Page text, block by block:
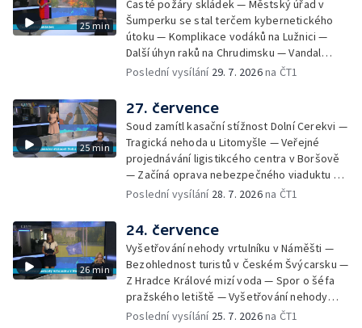
Děčíně — Biokoridor pro užovku stromovou
— Záchrana liblického vysílače — První
koncert Diany Ross v Česku — Výroba
obrněných vozidel CV90 — Biokoridor pod
vedením vysokého napětí
25 min
Časté požáry skládek — Městský úřad v
Šumperku se stal terčem kybernetického
útoku — Komplikace vodáků na Lužnici —
Další úhyn raků na Chrudimsku — Vandal
poškodil okna na Ještědu — Lvice Elza má
defibrilátorů — 194 km/h po dálnici D6 —
Problém s likvidací kadmia — Vězni na
Frýdlantsku čistí koryto potoka — Antikolizní
systém tramvají Škoda 40T — Praha má šanci
na rekordní turistickou sezonu — Začíná
festival PernštejnLove v Pardubicích — Jelen
albín na Litoměřicku — Čeští vědci se
Poslední vysílání 29. 7. 2026na ČT1
25 min
27. července
Soud zamítl kasační stížnost Dolní Cerekvi —
Tragická nehoda u Litomyšle — Veřejné
projednávání ligistikcého centra v Boršově
— Začíná oprava nebezpečného viaduktu v
Klatovech — Pražská koalice o zásahu na
na Českolipsku — Úřednice na pachatele
napojená nebyla — Nižší zájem o Novou
zelenou úsporám — Problémy řidičů v
KRNAP kvůli navigaci — Dohašování požáru
lesa u Velhartic — Další rozsáhlý lesní požár
likvidovali hasiči u Dolní Radechové na
Náchodsku — Znovuotevření rozhledny na
Poslední vysílání 28. 7. 2026na ČT1
26 min
24. července
Vyšetřování nehody vrtulníku v Náměšti —
Bezohlednost turistů v Českém Švýcarsku —
Z Hradce Králové mizí voda — Spor o šéfa
pražského letiště — Vyšetřování nehody
vlaku na Táborsku — Stavba tunelu se
Poslední vysílání 25. 7. 2026na ČT1